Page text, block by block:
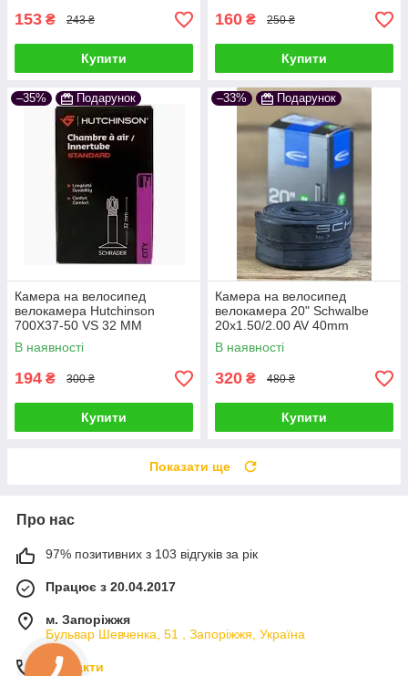
153 ₴ 243 ₴
Купити
160 ₴ 250 ₴
Купити
–35% Подарунок
Камера на велосипед
велокамера Hutchinson
700X37-50 VS 32 MM
В наявності
194 ₴ 300 ₴
Купити
–33% Подарунок
Камера на велосипед
велокамера 20" Schwalbe
20x1.50/2.00 AV 40mm
(40/62-406) 145g
В наявності
320 ₴ 480 ₴
Купити
Показати ще
Про нас
97% позитивних з 103 відгуків за рік
Працює з 20.04.2017
м. Запоріжжя
Бульвар Шевченка, 51 , Запоріжжя, Україна
Контакти